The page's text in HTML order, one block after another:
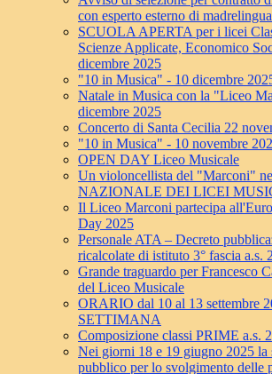
con esperto esterno di
SCUOLA APERTA per i licei
Scienze Applicate, Economico
dicembre 2025
"10 in Musica" - 10 dicembre
Natale in Musica con la "Liceo
dicembre 2025
Concerto di Santa Cecilia 22
"10 in Musica" - 10 novembre
OPEN DAY Liceo Musicale
Un violoncellista del "Marconi"
NAZIONALE DEI LICEI
Il Liceo Marconi partecipa
Day 2025
Personale ATA – Decreto
ricalcolate di istituto 3° fascia a.s.
Grande traguardo per Francesco
del Liceo Musicale
ORARIO dal 10 al 13 settembre
SETTIMANA
Composizione classi PRIME a.s.
Nei giorni 18 e 19 giugno 2025 la
pubblico per lo svolgimento delle